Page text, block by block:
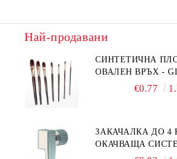
Най-продавани
СИНТЕТИЧНА
ОВАЛЕН ВРЪХ -
€0.77
ЗАКАЧАЛКА ДО 4
ОКАЧВАЩА